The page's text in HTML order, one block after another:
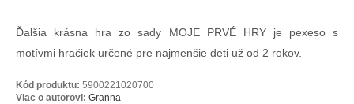
Ďalšia krásna hra zo sady MOJE PRVÉ HRY je pexeso s
motívmi hračiek určené pre najmenšie deti už od 2 rokov.
Kód produktu: 5900221020700
Viac o autorovi: Granna